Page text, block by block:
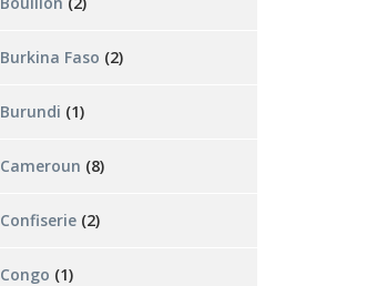
Burkina Faso (2)
Burundi (1)
Cameroun (8)
Confiserie (2)
Congo (1)